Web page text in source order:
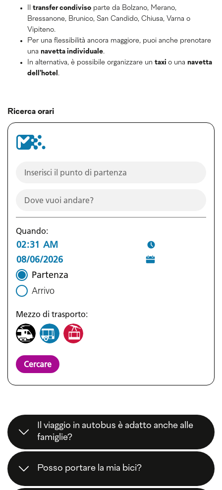
Il transfer condiviso parte da Bolzano, Merano,
Bressanone, Brunico, San Candido, Chiusa, Varna o
Vipiteno.
Per una flessibilità ancora maggiore, puoi anche prenotare
una navetta individuale.
In alternativa, è possibile organizzare un taxi o una navetta
dell'hotel.
Ricerca orari
Quando:
Partenza
Arrivo
Mezzo di trasporto:
Cercare
Il viaggio in autobus è adatto anche alle
famiglie?
comodamenteconbambini. Le
rendono l’arrivo facile e rilassato.
Posso portare la mia bici?